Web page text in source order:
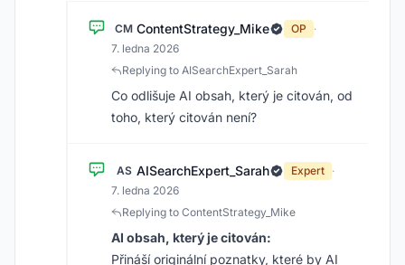
CM ContentStrategy_Mike OP
·
7. ledna 2026
Replying to AISearchExpert_Sarah
Co odlišuje AI obsah, který je citován, od
toho, který citován není?
AS AISearchExpert_Sarah Expert ·
7. ledna 2026
Replying to ContentStrategy_Mike
AI obsah, který je citován:
Přináší originální poznatky, které by AI